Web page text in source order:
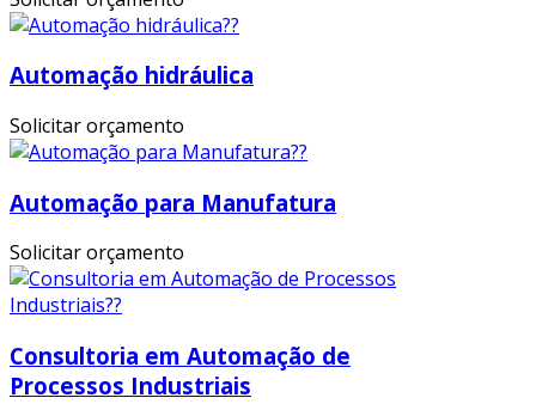
Automação hidráulica
Solicitar orçamento
Automação para Manufatura
Solicitar orçamento
Consultoria em Automação de
Processos Industriais